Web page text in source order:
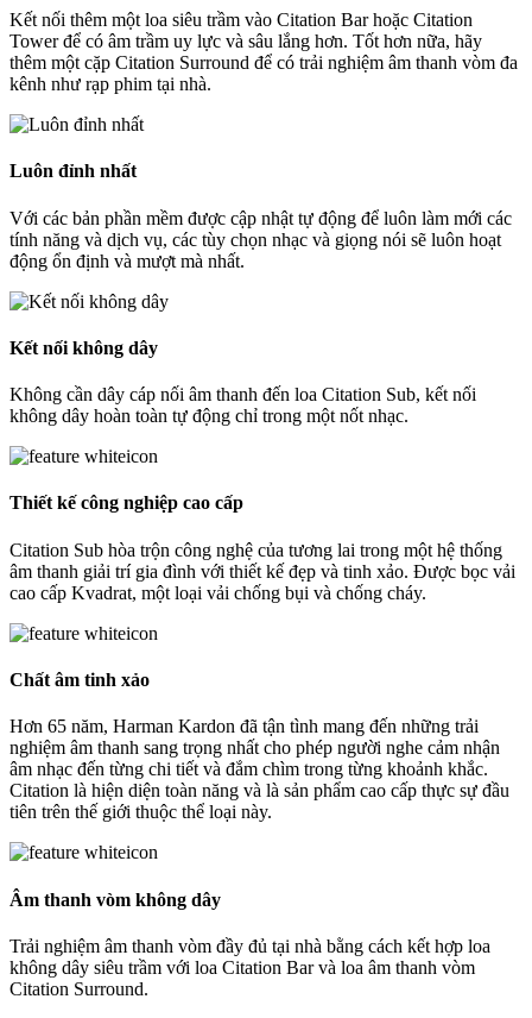
Kết nối thêm một loa siêu trầm vào Citation Bar hoặc Citation
Tower để có âm trầm uy lực và sâu lắng hơn. Tốt hơn nữa, hãy
thêm một cặp Citation Surround để có trải nghiệm âm thanh vòm đa
kênh như rạp phim tại nhà.
Luôn đỉnh nhất
Với các bản phần mềm được cập nhật tự động để luôn làm mới các
tính năng và dịch vụ, các tùy chọn nhạc và giọng nói sẽ luôn hoạt
động ổn định và mượt mà nhất.
Kết nối không dây
Không cần dây cáp nối âm thanh đến loa Citation Sub, kết nối
không dây hoàn toàn tự động chỉ trong một nốt nhạc.
Thiết kế công nghiệp cao cấp
Citation Sub hòa trộn công nghệ của tương lai trong một hệ thống
âm thanh giải trí gia đình với thiết kế đẹp và tinh xảo. Được bọc vải
cao cấp Kvadrat, một loại vải chống bụi và chống cháy.
Chất âm tinh xảo
Hơn 65 năm, Harman Kardon đã tận tình mang đến những trải
nghiệm âm thanh sang trọng nhất cho phép người nghe cảm nhận
âm nhạc đến từng chi tiết và đắm chìm trong từng khoảnh khắc.
Citation là hiện diện toàn năng và là sản phẩm cao cấp thực sự đầu
tiên trên thế giới thuộc thể loại này.
Âm thanh vòm không dây
Trải nghiệm âm thanh vòm đầy đủ tại nhà bằng cách kết hợp loa
không dây siêu trầm với loa Citation Bar và loa âm thanh vòm
Citation Surround.